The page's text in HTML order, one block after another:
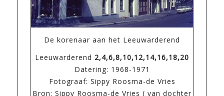
De korenaar aan het Leeuwarderend
Leeuwarderend 2,4,6,8,10,12,14,16,18,20
Datering: 1968-1971
Fotograaf: Sippy Roosma-de Vries
Bron: Sippy Roosma-de Vries ( van dochter